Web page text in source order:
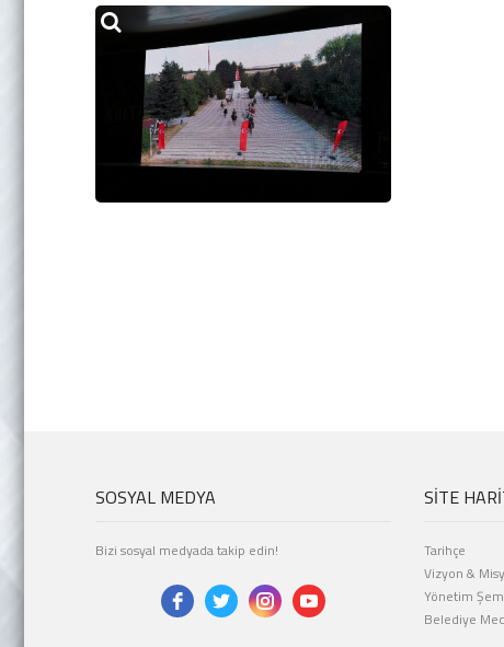
SOSYAL MEDYA
Bizi sosyal medyada takip edin!
SİTE
Tarihçe
Vizyon &
Yönetim
Belediye